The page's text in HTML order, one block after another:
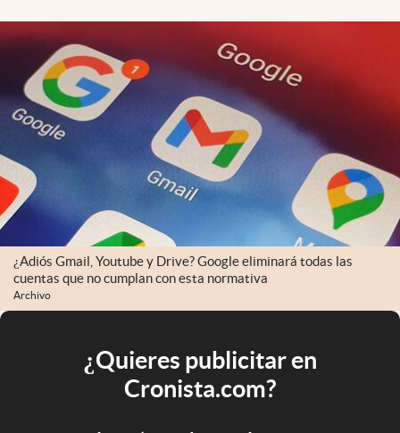
¿Adiós Gmail, Youtube y Drive? Google eliminará todas las
cuentas que no cumplan con esta normativa
Archivo
¿Quieres publicitar en
Cronista.com?